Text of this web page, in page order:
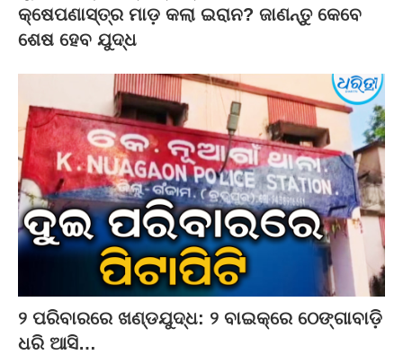
କ୍ଷେପଣାସ୍ତ୍ର ମାଡ଼ କଲା ଇରାନ? ଜାଣନ୍ତୁ କେବେ
ଶେଷ ହେବ ଯୁଦ୍ଧ
୨ ପରିବାରରେ ଖଣ୍ଡଯୁଦ୍ଧ: ୨ ବାଇକ୍‌ରେ ଠେଙ୍ଗାବାଡ଼ି
ଧରି ଆସି…